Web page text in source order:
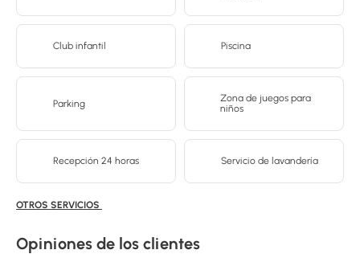
Club infantil Piscina
Parking
Zona de juegos para
niños
Recepción 24 horas Servicio de lavandería
OTROS SERVICIOS
Opiniones de los clientes